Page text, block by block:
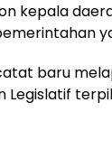
kepala
baru
Legislatif